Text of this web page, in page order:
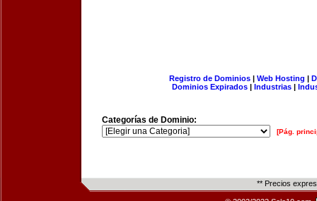
Registro de Dominios| Web Hosting |
Dominios Expirados | Industrias |
Categorías de Dominio:
[Pág.
** Precios